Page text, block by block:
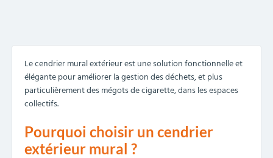
Le cendrier mural extérieur est une solution fonctionnelle et
élégante pour améliorer la gestion des déchets, et plus
particulièrement des mégots de cigarette, dans les espaces
collectifs.
Pourquoi choisir un cendrier
extérieur mural ?